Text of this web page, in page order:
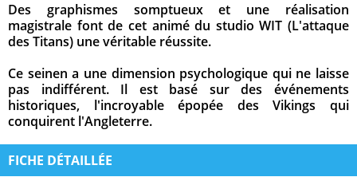
Des graphismes somptueux et une réalisation
magistrale font de cet animé du studio WIT (L'attaque
des Titans) une véritable réussite.
Ce seinen a une dimension psychologique qui ne laisse
pas indifférent. Il est basé sur des événements
historiques, l'incroyable épopée des Vikings qui
conquirent l'Angleterre.
FICHE DÉTAILLÉE